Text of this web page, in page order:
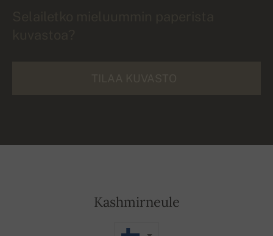
Kashmirneule